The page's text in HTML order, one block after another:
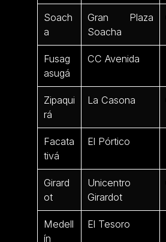
Soach
a
Gran Plaza
Soacha
Fusag
asugá
CC Avenida
Zipaqui
rá
La Casona
Facata
tivá
El Pórtico
Girard
ot
Unicentro
Girardot
Medell
ín
El Tesoro